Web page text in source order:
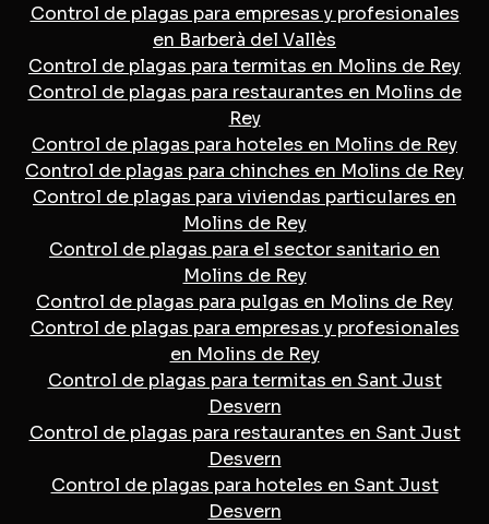
Control de plagas para empresas y profesionales
en Barberà del Vallès
Control de plagas para termitas en Molins de Rey
Control de plagas para restaurantes en Molins de
Rey
Control de plagas para hoteles en Molins de Rey
Control de plagas para chinches en Molins de Rey
Control de plagas para viviendas particulares en
Molins de Rey
Control de plagas para el sector sanitario en
Molins de Rey
Control de plagas para pulgas en Molins de Rey
Control de plagas para empresas y profesionales
en Molins de Rey
Control de plagas para termitas en Sant Just
Desvern
Control de plagas para restaurantes en Sant Just
Desvern
Control de plagas para hoteles en Sant Just
Desvern